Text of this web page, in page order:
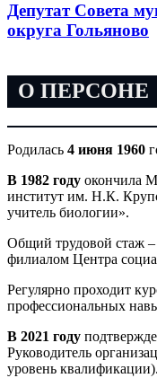
Депутат Совета
округа Гольяново
О ПЕРСОНЕ
Родилась 4 июня 1960
В 1982 году окончила
институт им. Н.К.
учитель биологии».
Общий трудовой стаж –
филиалом Центра
Регулярно проходит
профессиональных
В 2021 году
Руководитель
уровень квалификации).